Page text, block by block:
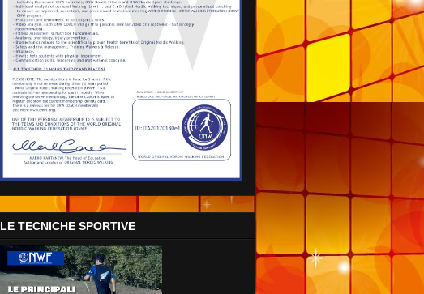
LE TECNICHE SPORTIVE